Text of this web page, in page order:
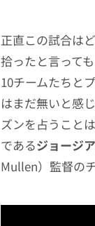
正直この試合は
拾ったと言って
10チームたちと
はまだ無いと感
ズンを占うこと
であるジョージ
Mullen）監督の